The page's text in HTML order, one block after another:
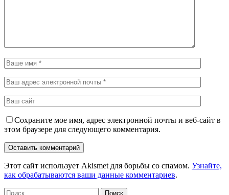
Сохраните мое имя, адрес электронной почты и веб-сайт в
этом браузере для следующего комментария.
Этот сайт использует Akismet для борьбы со спамом. Узнайте,
как обрабатываются ваши данные комментариев.